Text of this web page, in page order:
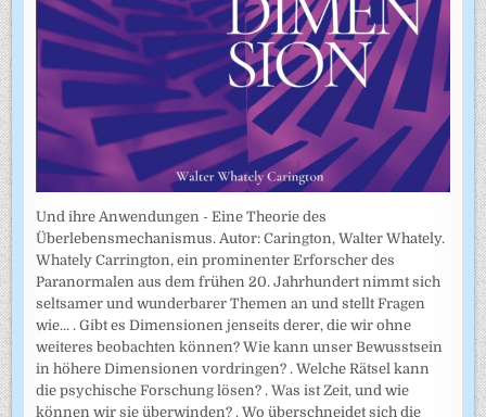
Und ihre Anwendungen - Eine Theorie des
Überlebensmechanismus. Autor: Carington, Walter Whately.
Whately Carrington, ein prominenter Erforscher des
Paranormalen aus dem frühen 20. Jahrhundert nimmt sich
seltsamer und wunderbarer Themen an und stellt Fragen
wie... . Gibt es Dimensionen jenseits derer, die wir ohne
weiteres beobachten können? Wie kann unser Bewusstsein
in höhere Dimensionen vordringen? . Welche Rätsel kann
die psychische Forschung lösen? . Was ist Zeit, und wie
können wir sie überwinden? . Wo überschneidet sich die